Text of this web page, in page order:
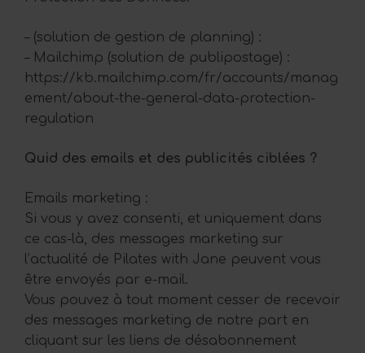
– (solution de gestion de planning) :
– Mailchimp (solution de publipostage) :
https://kb.mailchimp.com/fr/accounts/manag
ement/about-the-general-data-protection-
regulation
Quid des emails et des publicités ciblées ?
Emails marketing :
Si vous y avez consenti, et uniquement dans
ce cas-là, des messages marketing sur
l’actualité de Pilates with Jane peuvent vous
être envoyés par e-mail.
Vous pouvez à tout moment cesser de recevoir
des messages marketing de notre part en
cliquant sur les liens de désabonnement